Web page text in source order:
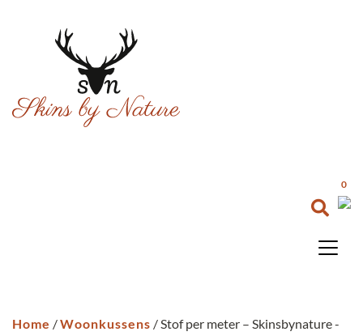
0
Home /Woonkussens / Stof per meter – Skinsbynature -